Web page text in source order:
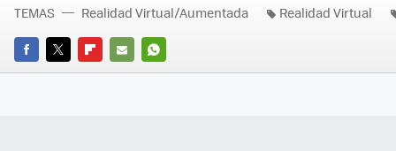
FACEBOOK
TWITTERFLIPBOARD
E-
WHATSAPP
TEMAS Realidad Virtual/Aumentada Realidad Virtual